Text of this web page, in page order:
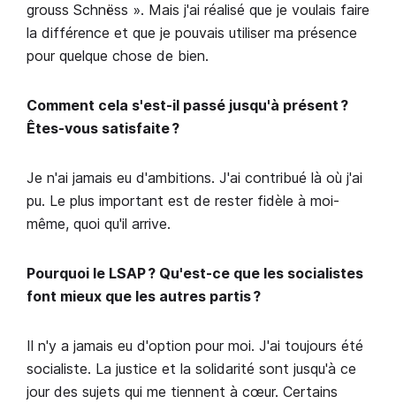
grouss Schnëss ». Mais j'ai réalisé que je voulais faire
la différence et que je pouvais utiliser ma présence
pour quelque chose de bien.
Comment cela s'est-il passé jusqu'à présent ?
Êtes-vous satisfaite ?
Je n'ai jamais eu d'ambitions. J'ai contribué là où j'ai
pu. Le plus important est de rester fidèle à moi-
même, quoi qu'il arrive.
Pourquoi le LSAP ? Qu'est-ce que les socialistes
font mieux que les autres partis ?
Il n'y a jamais eu d'option pour moi. J'ai toujours été
socialiste. La justice et la solidarité sont jusqu'à ce
jour des sujets qui me tiennent à cœur. Certains